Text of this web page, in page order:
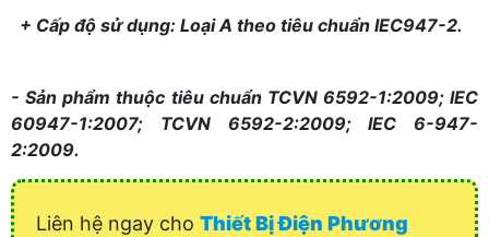
+ Cấp độ sử dụng: Loại A theo tiêu chuẩn IEC947-2.
- Sản phẩm thuộc tiêu chuẩn TCVN 6592-1:2009; IEC
60947-1:2007; TCVN 6592-2:2009; IEC 6-947-
2:2009.
Liên hệ ngay cho Thiết Bị Điện Phương